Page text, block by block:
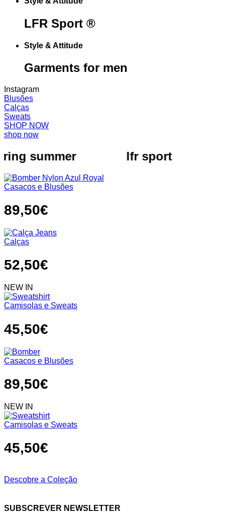
LFR Sport ®
Style & Attitude
Garments for men
Instagram
Blusões
Calças
Sweats
SHOP NOW
shop now
summer lfr sport
Casacos e Blusões
89,50€
Calças
52,50€
NEW IN
Camisolas e Sweats
45,50€
Casacos e Blusões
89,50€
NEW IN
Camisolas e Sweats
45,50€
Descobre a Coleção
SUBSCREVER NEWSLETTER